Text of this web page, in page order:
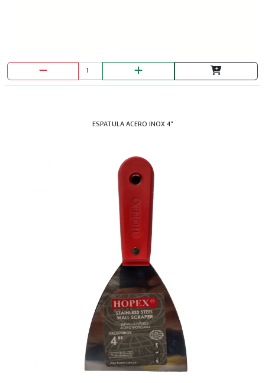
ESPATULA ACERO INOX 4"